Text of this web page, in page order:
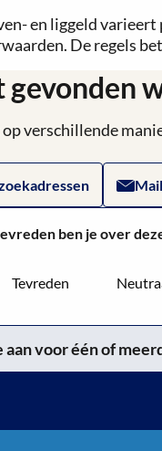
en liggeld
De regels
gevonden
verschillende
ben je over
Tevreden
aan voor één of